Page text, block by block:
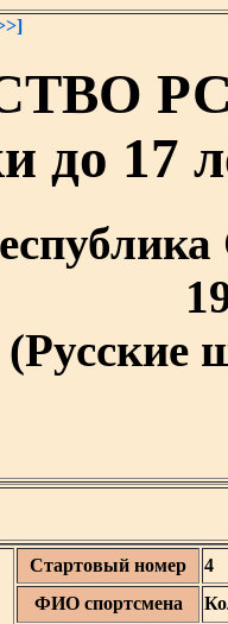
до 17
Стартовый номер
4
ФИО спортсмена